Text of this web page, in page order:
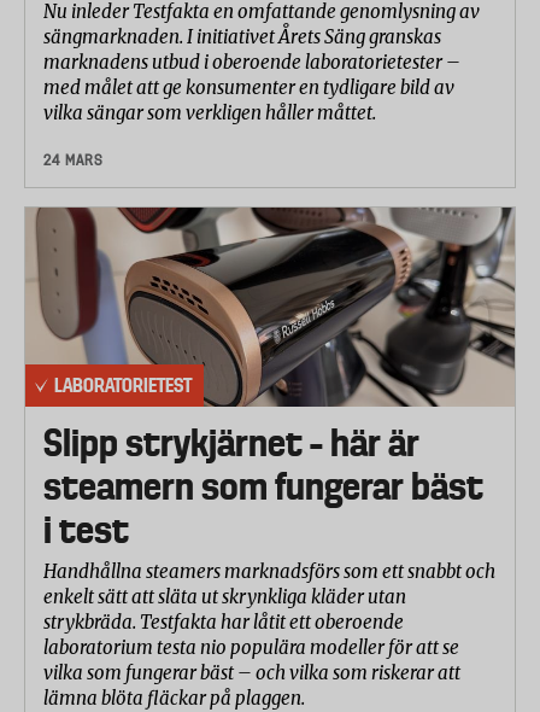
Nu inleder Testfakta en omfattande genomlysning av
sängmarknaden. I initiativet Årets Säng granskas
marknadens utbud i oberoende laboratorietester –
med målet att ge konsumenter en tydligare bild av
vilka sängar som verkligen håller måttet.
24 MARS
LABORATORIETEST
Slipp strykjärnet – här är
steamern som fungerar bäst
i test
Handhållna steamers marknadsförs som ett snabbt och
enkelt sätt att släta ut skrynkliga kläder utan
strykbräda. Testfakta har låtit ett oberoende
laboratorium testa nio populära modeller för att se
vilka som fungerar bäst – och vilka som riskerar att
lämna blöta fläckar på plaggen.